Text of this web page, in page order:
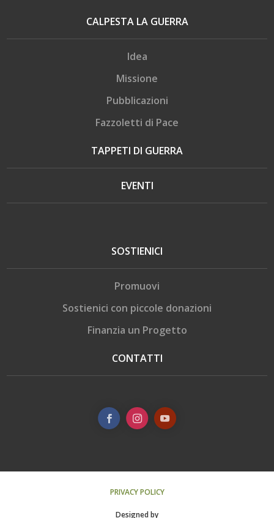
CALPESTA LA GUERRA
Idea
Missione
Pubblicazioni
Fazzoletti di Pace
TAPPETI DI GUERRA
EVENTI
SOSTIENICI
Promuovi
Sostienici con piccole donazioni
Finanzia un Progetto
CONTATTI
PRIVACY POLICY
Designed by